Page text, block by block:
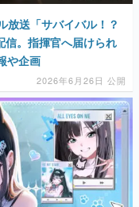
放送「サバイバル！？
信。指揮官へ届けられ
や企画
2026年6月26日 公開